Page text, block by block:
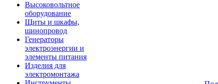
Высоковольтное
оборудование
Щиты и шкафы,
шинопровод
Генераторы
электроэнергии и
элементы питания
Изделия для
электромонтажа